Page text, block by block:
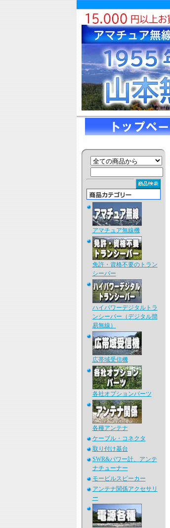
アマチュア無線機
免許・資格不要のトラン
シーバー
ハイパワーデジタルトラ
ンシーバー（デジタル簡
易無線）
広帯域受信機
各社オプションパーツ
各種アンテナ
ケーブル・コネクタ
取り付け基台
SWR&パワー計、アンテ
ナチューナー
モービルスピーカー
アンテナ関係アクセサリ
ー